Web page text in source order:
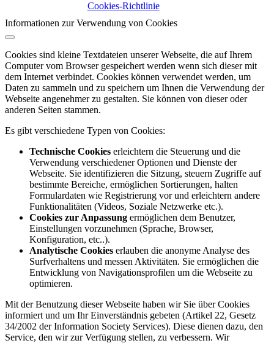
Cookies-Richtlinie
Informationen zur Verwendung von Cookies
Cookies sind kleine Textdateien unserer Webseite, die auf Ihrem
Computer vom Browser gespeichert werden wenn sich dieser mit
dem Internet verbindet. Cookies können verwendet werden, um
Daten zu sammeln und zu speichern um Ihnen die Verwendung der
Webseite angenehmer zu gestalten. Sie können von dieser oder
anderen Seiten stammen.
Es gibt verschiedene Typen von Cookies:
Technische Cookies erleichtern die Steuerung und die
Verwendung verschiedener Optionen und Dienste der
Webseite. Sie identifizieren die Sitzung, steuern Zugriffe auf
bestimmte Bereiche, ermöglichen Sortierungen, halten
Formulardaten wie Registrierung vor und erleichtern andere
Funktionalitäten (Videos, Soziale Netzwerke etc.).
Cookies zur Anpassung ermöglichen dem Benutzer,
Einstellungen vorzunehmen (Sprache, Browser,
Konfiguration, etc..).
Analytische Cookies erlauben die anonyme Analyse des
Surfverhaltens und messen Aktivitäten. Sie ermöglichen die
Entwicklung von Navigationsprofilen um die Webseite zu
optimieren.
Mit der Benutzung dieser Webseite haben wir Sie über Cookies
informiert und um Ihr Einverständnis gebeten (Artikel 22, Gesetz
34/2002 der Information Society Services). Diese dienen dazu, den
Service, den wir zur Verfügung stellen, zu verbessern. Wir